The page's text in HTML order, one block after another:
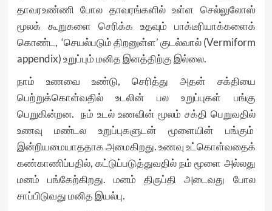
தாவரஉண்ணி போல தாவரங்களில் உள்ள செல்லுலோஸ்
மூலக் கூறுகளை செரிக்க உதவும் பாக்டீரியாக்களைக்
கொண்ட, ‘செயல்படும் திறனுள்ள’ குடல்வால் (Vermiform
appendix) உறுப்பும் மனித இனத்திற்கு இல்லை.
நாம் உணவை உண்டு, செரித்து அதன் சக்தியை
பெற்றுக்கொள்வதில் உடலின் பல உறுப்புகள் பங்கு
பெறுகின்றன. நம் உடல் உணவின் மூலம் சக்தி பெறுவதில்
உணவு மண்டல உறுப்புகளுடன் மூளையின் பங்கும்
இன்றியமையாததாக அமைகிறது. உணவு உட்கொள்வதைக்
கண்காணிப்பதில், கட்டுப்படுத்துவதில் நம் மூளை அல்லது
மனம் பங்கேற்கிறது. மனம் திருப்தி அடைவது போல
சாப்பிடுவது மனித இயல்பு.